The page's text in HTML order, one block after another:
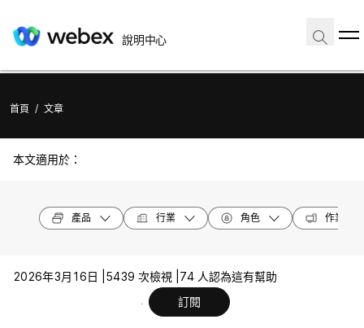
說明中心
首頁 / 文章
本文適用於：
產品 行業 角色 作業系統
2026年3月16日 | 5439 次檢視 | 74 人認為這有幫助
訂閱